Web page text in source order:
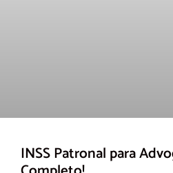
INSS Patronal para